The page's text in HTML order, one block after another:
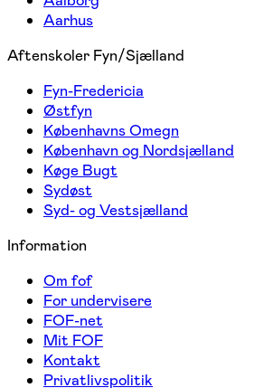
Aarhus
Aftenskoler Fyn/Sjælland
Fyn-Fredericia
Østfyn
Københavns Omegn
København og Nordsjælland
Køge Bugt
Sydøst
Syd- og Vestsjælland
Information
Om fof
For undervisere
FOF-net
Mit FOF
Kontakt
Privatlivspolitik